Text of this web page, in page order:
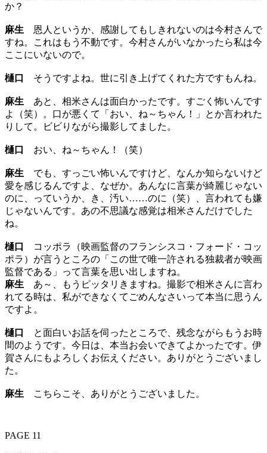
か？
麻生 恩人というか、感謝してもしきれないのは今村さんで
すね。これはもう不動です。今村さんがいなかったら私は今
ここにいないので。
樋口 そうですよね。世に引き上げてくれた方ですもんね。
麻生 あと、相米さんは面白かったです。すごく怖いんです
よ（笑）。口が悪くて「おい、ね～ちゃん！」とか言われた
りして。ビビりながら撮影してました。
樋口 おい、ね～ちゃん！（笑）
麻生 でも、すっごい怖いんですけど、なんか知らないけど
愛を感じるんですよ、なぜか。あんなに言葉が綺麗じゃない
のに、っていうか、き、汚い……のに（笑）、言われても嫌
じゃないんです。あの不思議な感覚は相米さんだけでした
ね。
樋口
コッポラ（映画監督のフランシスコ・フォード・コッ
ポラ）が言うところの「この世で唯一許される独裁者が映画
監督である」って言葉を思い出しますね。
麻生 あ～、もうピッタリきますね。撮影で相米さんに言わ
れてる時は、私ができなくてごめんなさいって本当に思うん
ですよ。
樋口
と面白いお話を伺ったところで、残念ながらもうお時
間のようです。今日は、本当お会いできてよかったです。伊
賀さんにもよろしくお伝えください。ありがとうございまし
た。
麻生 こちらこそ、ありがとうございました。
PAGE 11